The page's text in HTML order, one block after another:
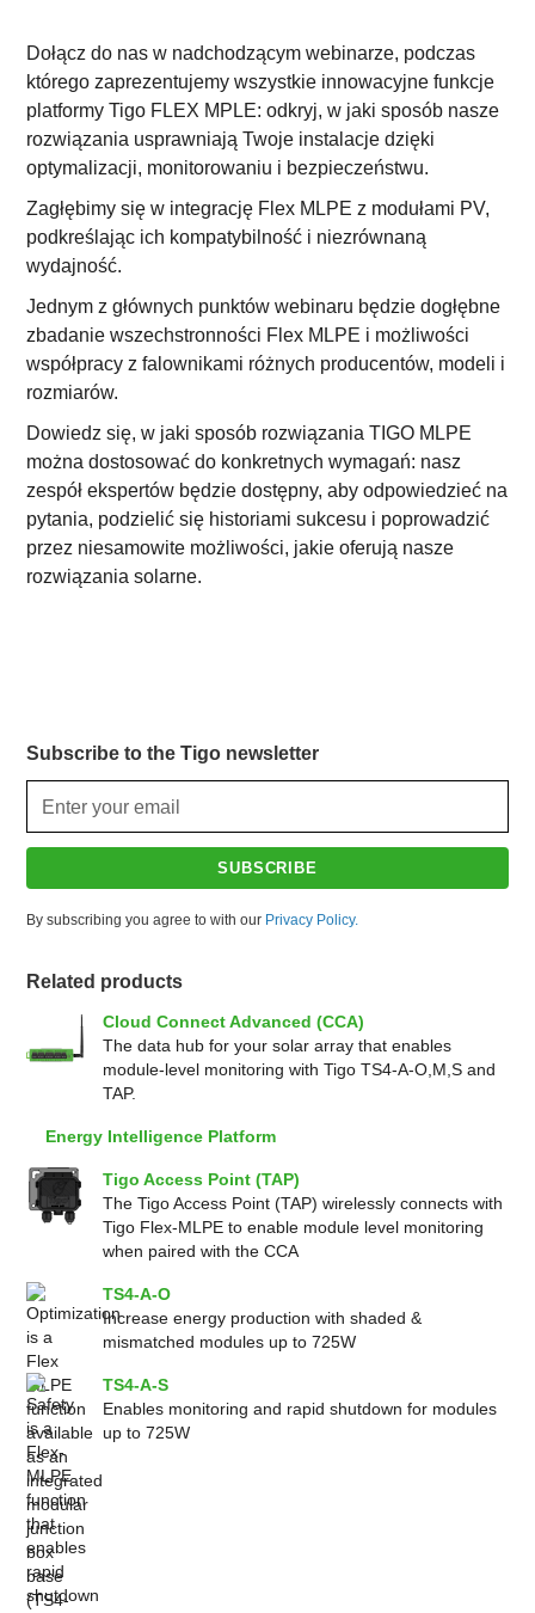
Subscribe to the Tigo newsletter
By subscribing you agree to with our Privacy Policy.
Related products
Cloud Connect Advanced (CCA)
The data hub for your solar array that enables
module-level monitoring with Tigo TS4-A-O,M,S and
TAP.
Energy Intelligence Platform
Tigo Access Point (TAP)
The Tigo Access Point (TAP) wirelessly connects with
Tigo Flex-MLPE to enable module level monitoring
when paired with the CCA
TS4-A-O
Increase energy production with shaded &
mismatched modules up to 725W
TS4-A-S
Enables monitoring and rapid shutdown for modules
up to 725W
Dołącz do nas w nadchodzącym webinarze, podczas
którego zaprezentujemy wszystkie innowacyjne funkcje
platformy Tigo FLEX MPLE: odkryj, w jaki sposób nasze
rozwiązania usprawniają Twoje instalacje dzięki
optymalizacji, monitorowaniu i bezpieczeństwu.
Zagłębimy się w integrację Flex MLPE z modułami PV,
podkreślając ich kompatybilność i niezrównaną
wydajność.
Jednym z głównych punktów webinaru będzie dogłębne
zbadanie wszechstronności Flex MLPE i możliwości
współpracy z falownikami różnych producentów, modeli i
rozmiarów.
Dowiedz się, w jaki sposób rozwiązania TIGO MLPE
można dostosować do konkretnych wymagań: nasz
zespół ekspertów będzie dostępny, aby odpowiedzieć na
pytania, podzielić się historiami sukcesu i poprowadzić
przez niesamowite możliwości, jakie oferują nasze
rozwiązania solarne.